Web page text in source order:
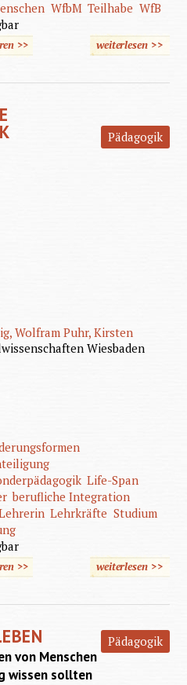
WfbM Teilhabe WfB
>> weiterlesen>>
Pädagogik
Wolfram Puhr, Kirsten
Wiesbaden
Life-Span
berufliche Integration
Lehrkräfte Studium
>> weiterlesen über
>>
Pädagogik
von Menschen
wissen sollten